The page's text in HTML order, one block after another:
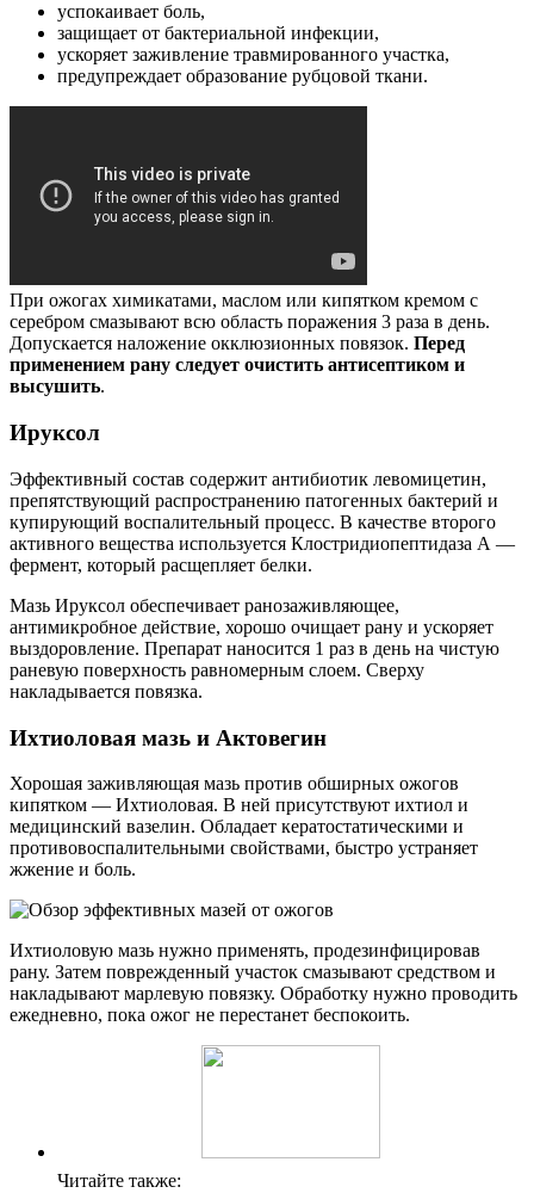
успокаивает боль,
защищает от бактериальной инфекции,
ускоряет заживление травмированного участка,
предупреждает образование рубцовой ткани.
При ожогах химикатами, маслом или кипятком кремом с
серебром смазывают всю область поражения 3 раза в день.
Допускается наложение окклюзионных повязок. Перед
применением рану следует очистить антисептиком и
высушить.
Ируксол
Эффективный состав содержит антибиотик левомицетин,
препятствующий распространению патогенных бактерий и
купирующий воспалительный процесс. В качестве второго
активного вещества используется Клостридиопептидаза А —
фермент, который расщепляет белки.
Мазь Ируксол обеспечивает ранозаживляющее,
антимикробное действие, хорошо очищает рану и ускоряет
выздоровление. Препарат наносится 1 раз в день на чистую
раневую поверхность равномерным слоем. Сверху
накладывается повязка.
Ихтиоловая мазь и Актовегин
Хорошая заживляющая мазь против обширных ожогов
кипятком — Ихтиоловая. В ней присутствуют ихтиол и
медицинский вазелин. Обладает кератостатическими и
противовоспалительными свойствами, быстро устраняет
жжение и боль.
Ихтиоловую мазь нужно применять, продезинфицировав
рану. Затем поврежденный участок смазывают средством и
накладывают марлевую повязку. Обработку нужно проводить
ежедневно, пока ожог не перестанет беспокоить.
Читайте также: